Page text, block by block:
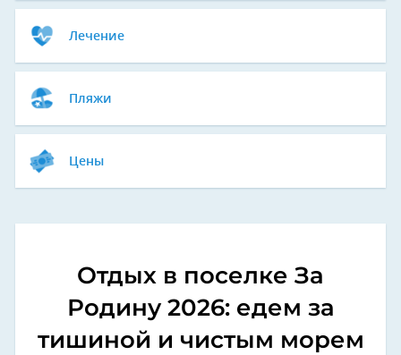
Лечение
Пляжи
Цены
Отдых в поселке За
Родину 2026: едем за
тишиной и чистым морем